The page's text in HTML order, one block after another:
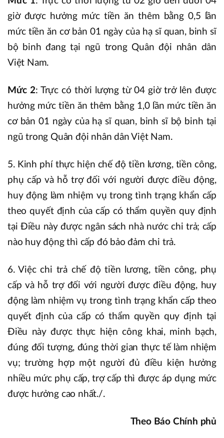
giờ được hưởng mức tiền ăn thêm bằng 0,5 lần
mức tiền ăn cơ bản 01 ngày của hạ sĩ quan, binh sĩ
bộ binh đang tại ngũ trong Quân đội nhân dân
Việt Nam.
Mức 2: Trực có thời lượng từ 04 giờ trở lên được
hưởng mức tiền ăn thêm bằng 1,0 lần mức tiền ăn
cơ bản 01 ngày của hạ sĩ quan, binh sĩ bộ binh tại
ngũ trong Quân đội nhân dân Việt Nam.
5. Kinh phí thực hiện chế độ tiền lương, tiền công,
phụ cấp và hỗ trợ đối với người được điều động,
huy động làm nhiệm vụ trong tình trạng khẩn cấp
theo quyết định của cấp có thẩm quyền quy định
tại Điều này được ngân sách nhà nước chi trả; cấp
nào huy động thì cấp đó bảo đảm chi trả.
6. Việc chi trả chế độ tiền lương, tiền công, phụ
cấp và hỗ trợ đối với người được điều động, huy
động làm nhiệm vụ trong tình trạng khẩn cấp theo
quyết định của cấp có thẩm quyền quy định tại
Điều này được thực hiện công khai, minh bạch,
đúng đối tượng, đúng thời gian thực tế làm nhiệm
vụ; trường hợp một người đủ điều kiện hưởng
nhiều mức phụ cấp, trợ cấp thì được áp dụng mức
được hưởng cao nhất./.
Theo Báo Chính phủ